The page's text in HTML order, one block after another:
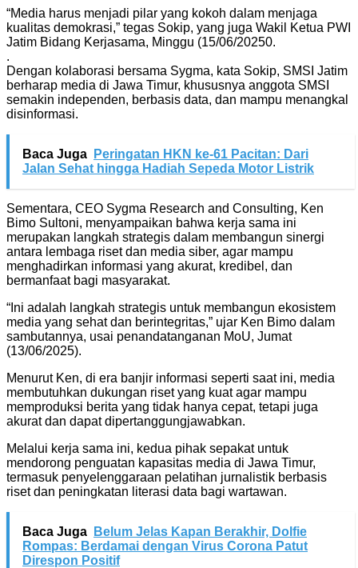
“Media harus menjadi pilar yang kokoh dalam menjaga
kualitas demokrasi,” tegas Sokip, yang juga Wakil Ketua PWI
Jatim Bidang Kerjasama, Minggu (15/06/20250.
.
Dengan kolaborasi bersama Sygma, kata Sokip, SMSI Jatim
berharap media di Jawa Timur, khususnya anggota SMSI
semakin independen, berbasis data, dan mampu menangkal
disinformasi.
Baca Juga
Peringatan HKN ke-61 Pacitan: Dari
Jalan Sehat hingga Hadiah Sepeda Motor Listrik
Sementara, CEO Sygma Research and Consulting, Ken
Bimo Sultoni, menyampaikan bahwa kerja sama ini
merupakan langkah strategis dalam membangun sinergi
antara lembaga riset dan media siber, agar mampu
menghadirkan informasi yang akurat, kredibel, dan
bermanfaat bagi masyarakat.
“Ini adalah langkah strategis untuk membangun ekosistem
media yang sehat dan berintegritas,” ujar Ken Bimo dalam
sambutannya, usai penandatanganan MoU, Jumat
(13/06/2025).
Menurut Ken, di era banjir informasi seperti saat ini, media
membutuhkan dukungan riset yang kuat agar mampu
memproduksi berita yang tidak hanya cepat, tetapi juga
akurat dan dapat dipertanggungjawabkan.
Melalui kerja sama ini, kedua pihak sepakat untuk
mendorong penguatan kapasitas media di Jawa Timur,
termasuk penyelenggaraan pelatihan jurnalistik berbasis
riset dan peningkatan literasi data bagi wartawan.
Baca Juga
Belum Jelas Kapan Berakhir, Dolfie
Rompas: Berdamai dengan Virus Corona Patut
Direspon Positif